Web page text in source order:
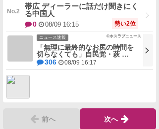
帯広 ディーラーに話だけ聞きにく
る中国人
0 08/09 16:15 勢い2位
「無理に最終的なお尻の時間を
切らなくても」自民党・萩 …
306 08/09 16:17
ニュース速報 ©ホスラブニュース
前へ 次へ